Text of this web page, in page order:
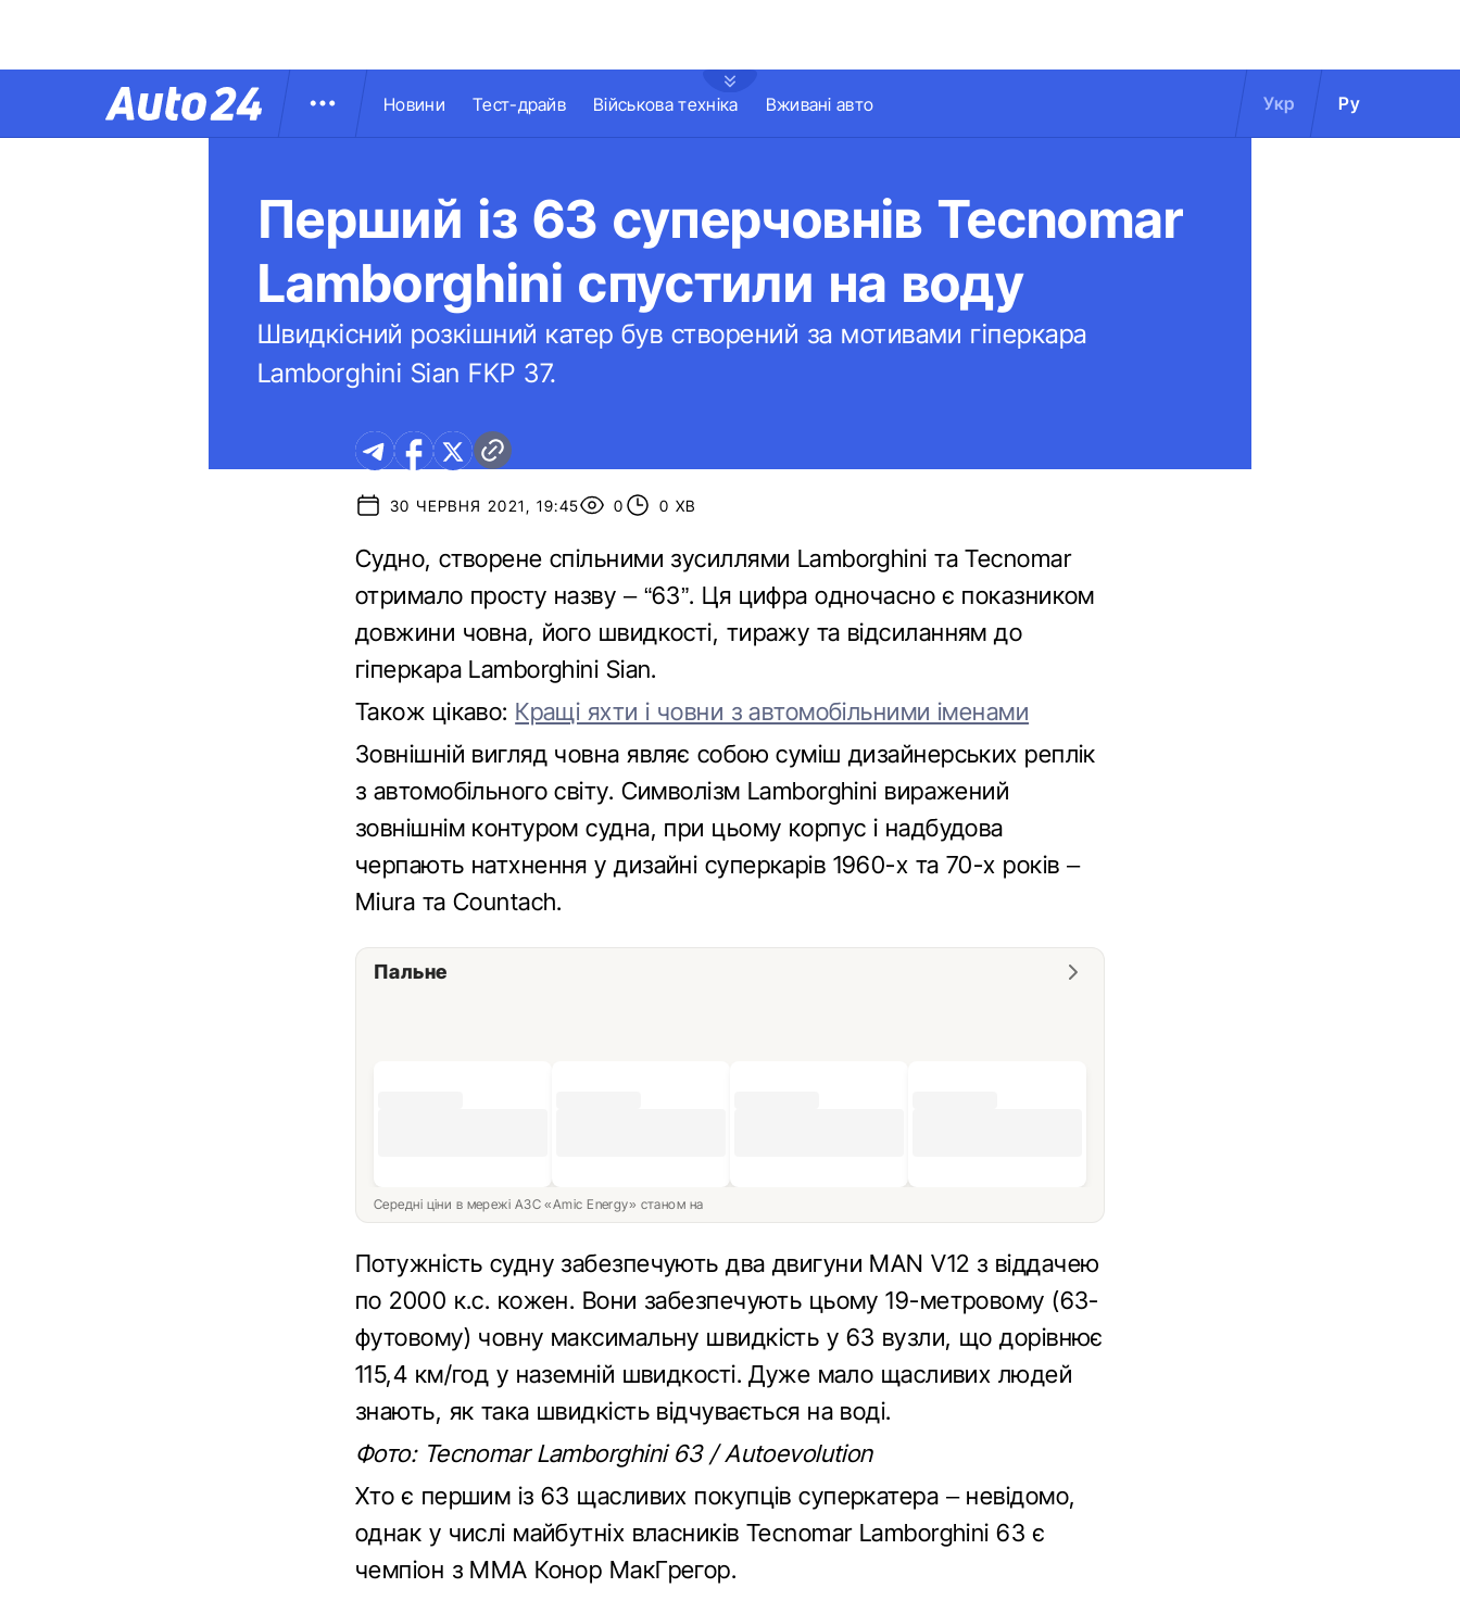
Новини Тест-драйв Військова техніка Вживані авто Укр Ру
Перший із 63 суперчовнів Tecnomar
Lamborghini спустили на воду
Швидкісний розкішний катер був створений за мотивами гіперкара
Lamborghini Sian FKP 37.
30 ЧЕРВНЯ 2021, 19:45 0 0 ХВ
Судно, створене спільними зусиллями Lamborghini та Tecnomar
отримало просту назву – “63”. Ця цифра одночасно є показником
довжини човна, його швидкості, тиражу та відсиланням до
гіперкара Lamborghini Sian.
Також цікаво: Кращі яхти і човни з автомобільними іменами
Зовнішній вигляд човна являє собою суміш дизайнерських реплік
з автомобільного світу. Символізм Lamborghini виражений
зовнішнім контуром судна, при цьому корпус і надбудова
черпають натхнення у дизайні суперкарів 1960-х та 70-х років –
Miura та Countach.
Пальне
Середні ціни в мережі АЗС «Amic Energy» станом на
Потужність судну забезпечують два двигуни MAN V12 з віддачею
по 2000 к.с. кожен. Вони забезпечують цьому 19-метровому (63-
футовому) човну максимальну швидкість у 63 вузли, що дорівнює
115,4 км/год у наземній швидкості. Дуже мало щасливих людей
знають, як така швидкість відчувається на воді.
Фото: Tecnomar Lamborghini 63 / Autoevolution
Хто є першим із 63 щасливих покупців суперкатера – невідомо,
однак у числі майбутніх власників Tecnomar Lamborghini 63 є
чемпіон з ММА Конор МакГрегор.